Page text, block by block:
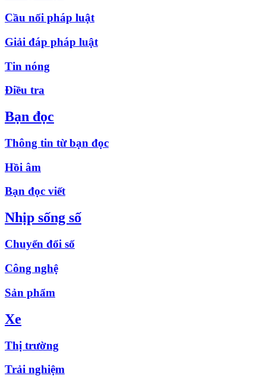
Cầu nối pháp luật
Giải đáp pháp luật
Tin nóng
Điều tra
Bạn đọc
Thông tin từ bạn đọc
Hồi âm
Bạn đọc viết
Nhịp sống số
Chuyển đổi số
Công nghệ
Sản phẩm
Xe
Thị trường
Trải nghiệm